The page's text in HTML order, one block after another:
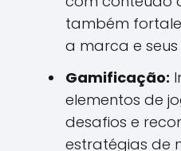
também
a marca e seus
Gamificação:
elementos de
desafios e
estratégias de